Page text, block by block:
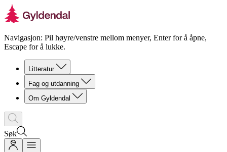
Navigasjon: Pil høyre/venstre mellom menyer, Enter for å åpne,
Escape for å lukke.
Litteratur
Fag og utdanning
Om Gyldendal
Søk